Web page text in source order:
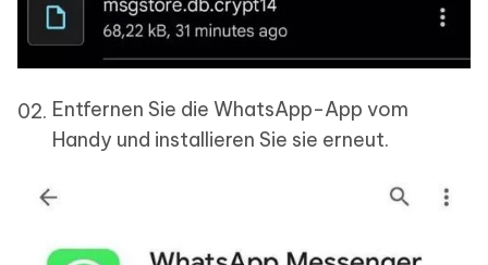
Entfernen Sie die WhatsApp-App vom
Handy und installieren Sie sie erneut.